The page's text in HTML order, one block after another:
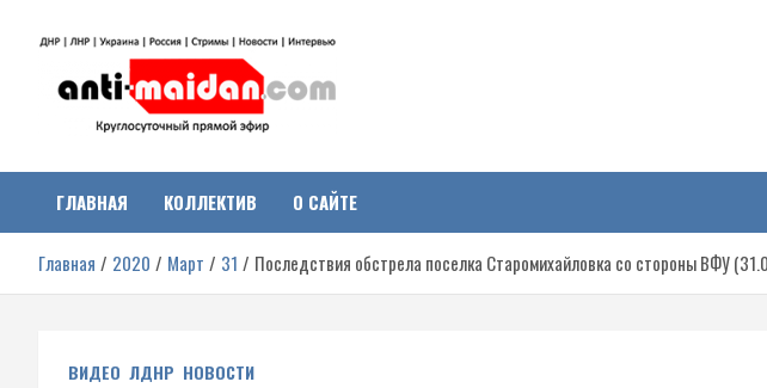
Антимайдан:
Гражданская война на
Украине
о гражданской войне на Украине, включая события в Новороссии,
ДНР, ЛНР и других регионах.
ГЛАВНАЯ КОЛЛЕКТИВ О САЙТЕ
Главная 2020 Март 31 Последствия обстрела поселка Старомихайловка со стороны ВФУ
ВИДЕО ЛДНР НОВОСТИ